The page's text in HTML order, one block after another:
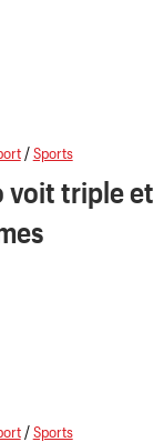
/Sports
voit triple et
/Sports